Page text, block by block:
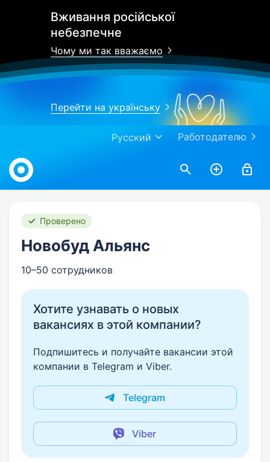
Вживання російської
небезпечне
Чому ми так вважаємо
Перейти на українську
Работодателю
Русский
Work.ua
Проверено
Новобуд Альянс
10–50 сотрудников
Хотите узнавать о новых
вакансиях в этой компании?
Подпишитесь и получайте вакансии этой
компании в Telegram и Viber.
Telegram
Viber